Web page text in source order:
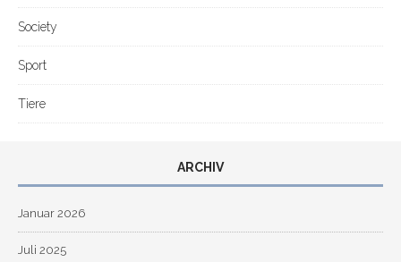
Society
Sport
Tiere
ARCHIV
Januar 2026
Juli 2025